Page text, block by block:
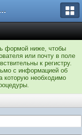
- Форумы
формой ниже, чтобы
или почту в поле
к регистру.
с информацией об
которую необходимо